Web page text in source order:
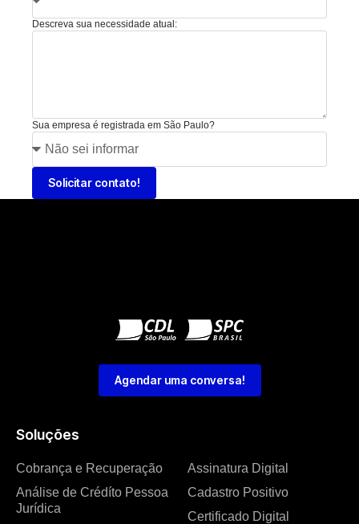
Descreva sua necessidade atual:
Sua empresa é registrada em São Paulo?
Solicitar contato!
Soluções
Cobrança e Recuperação
Análise de Crédíto Pessoa
Jurídica
Assinatura Digital
Cadastro Positivo
Certificado Digital
Agendar uma conversa!